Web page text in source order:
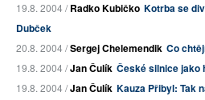
19.8. 2004 /Radko Kubičko Kotrba se
Dubček
20.8. 2004 /Sergej Chelemendik Co
19.8. 2004 /Jan Čulík České silnice jako
19.8. 2004 /Jan Čulík Kauza Přibyl: Tak